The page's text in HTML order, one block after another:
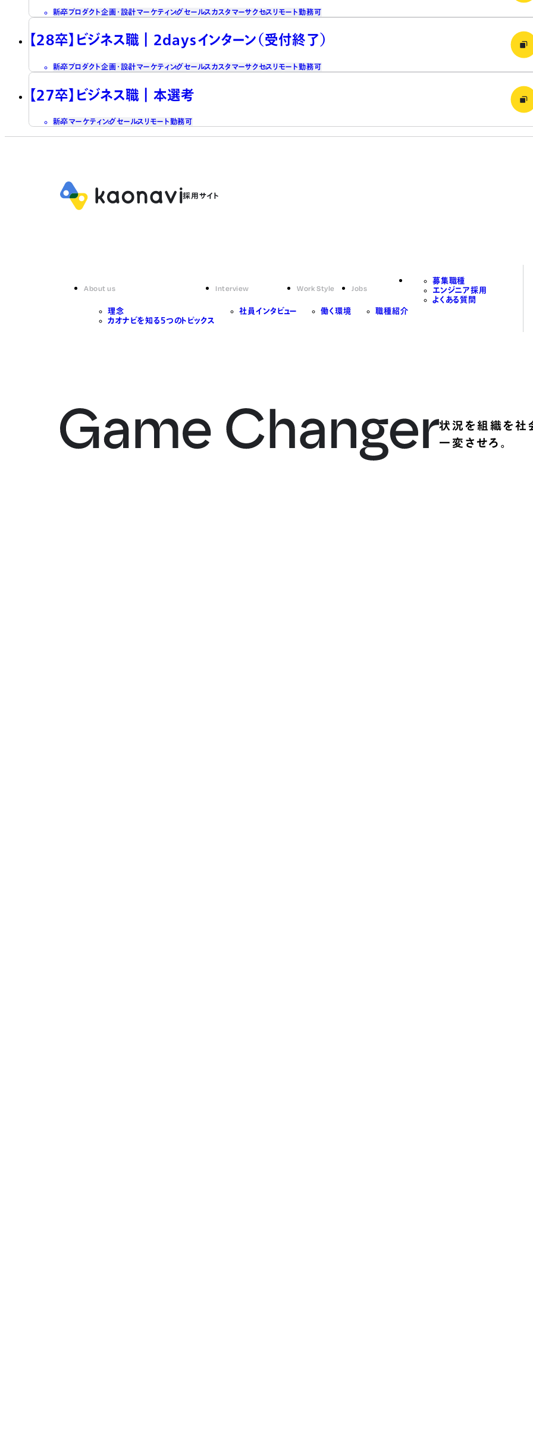
新卒プロダクト企画・設計マーケティングセールスカスタマーサクセス リモート勤務可
【28卒】ビジネス職┃2daysインターン（受付終了）
新卒プロダクト企画・設計マーケティングセールスカスタマーサクセス リモート勤務可
【27卒】ビジネス職┃本選考
新卒マーケティングセールス リモート勤務可
About us
理念
カオナビを知る5つのトピックス
Interview
社員インタビュー
Work Style
働く環境
Jobs
職種紹介
募集職種
エンジニア採用
よくある質問
状況を組織を社
一変させろ。